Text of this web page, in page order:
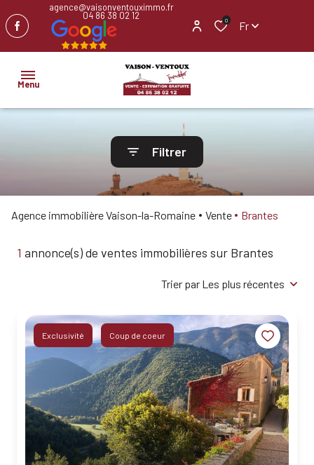
agence@vaisonventouximmo.fr
04 86 38 02 12 0 Fr
Menu
IMMOBILIER
ESTIMATION
ALERTE
E-MAIL
QUI
SOMMES-
NOUS?
Filtrer
Agence immobilière Vaison-la-Romaine Vente Brantes
1 annonce(s) de ventes immobilières sur Brantes
Trier par Les plus récentes
Exclusivité Coup de coeur